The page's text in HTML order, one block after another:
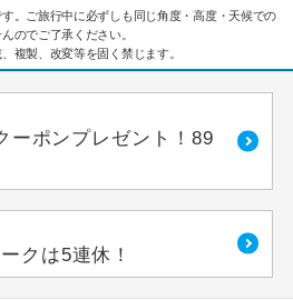
。ご旅行中に必ずしも同じ角度・高度・天候での
のでご了承ください。
複製、改変等を固く禁じます。
ーポンプレゼント！89
クは5連休！